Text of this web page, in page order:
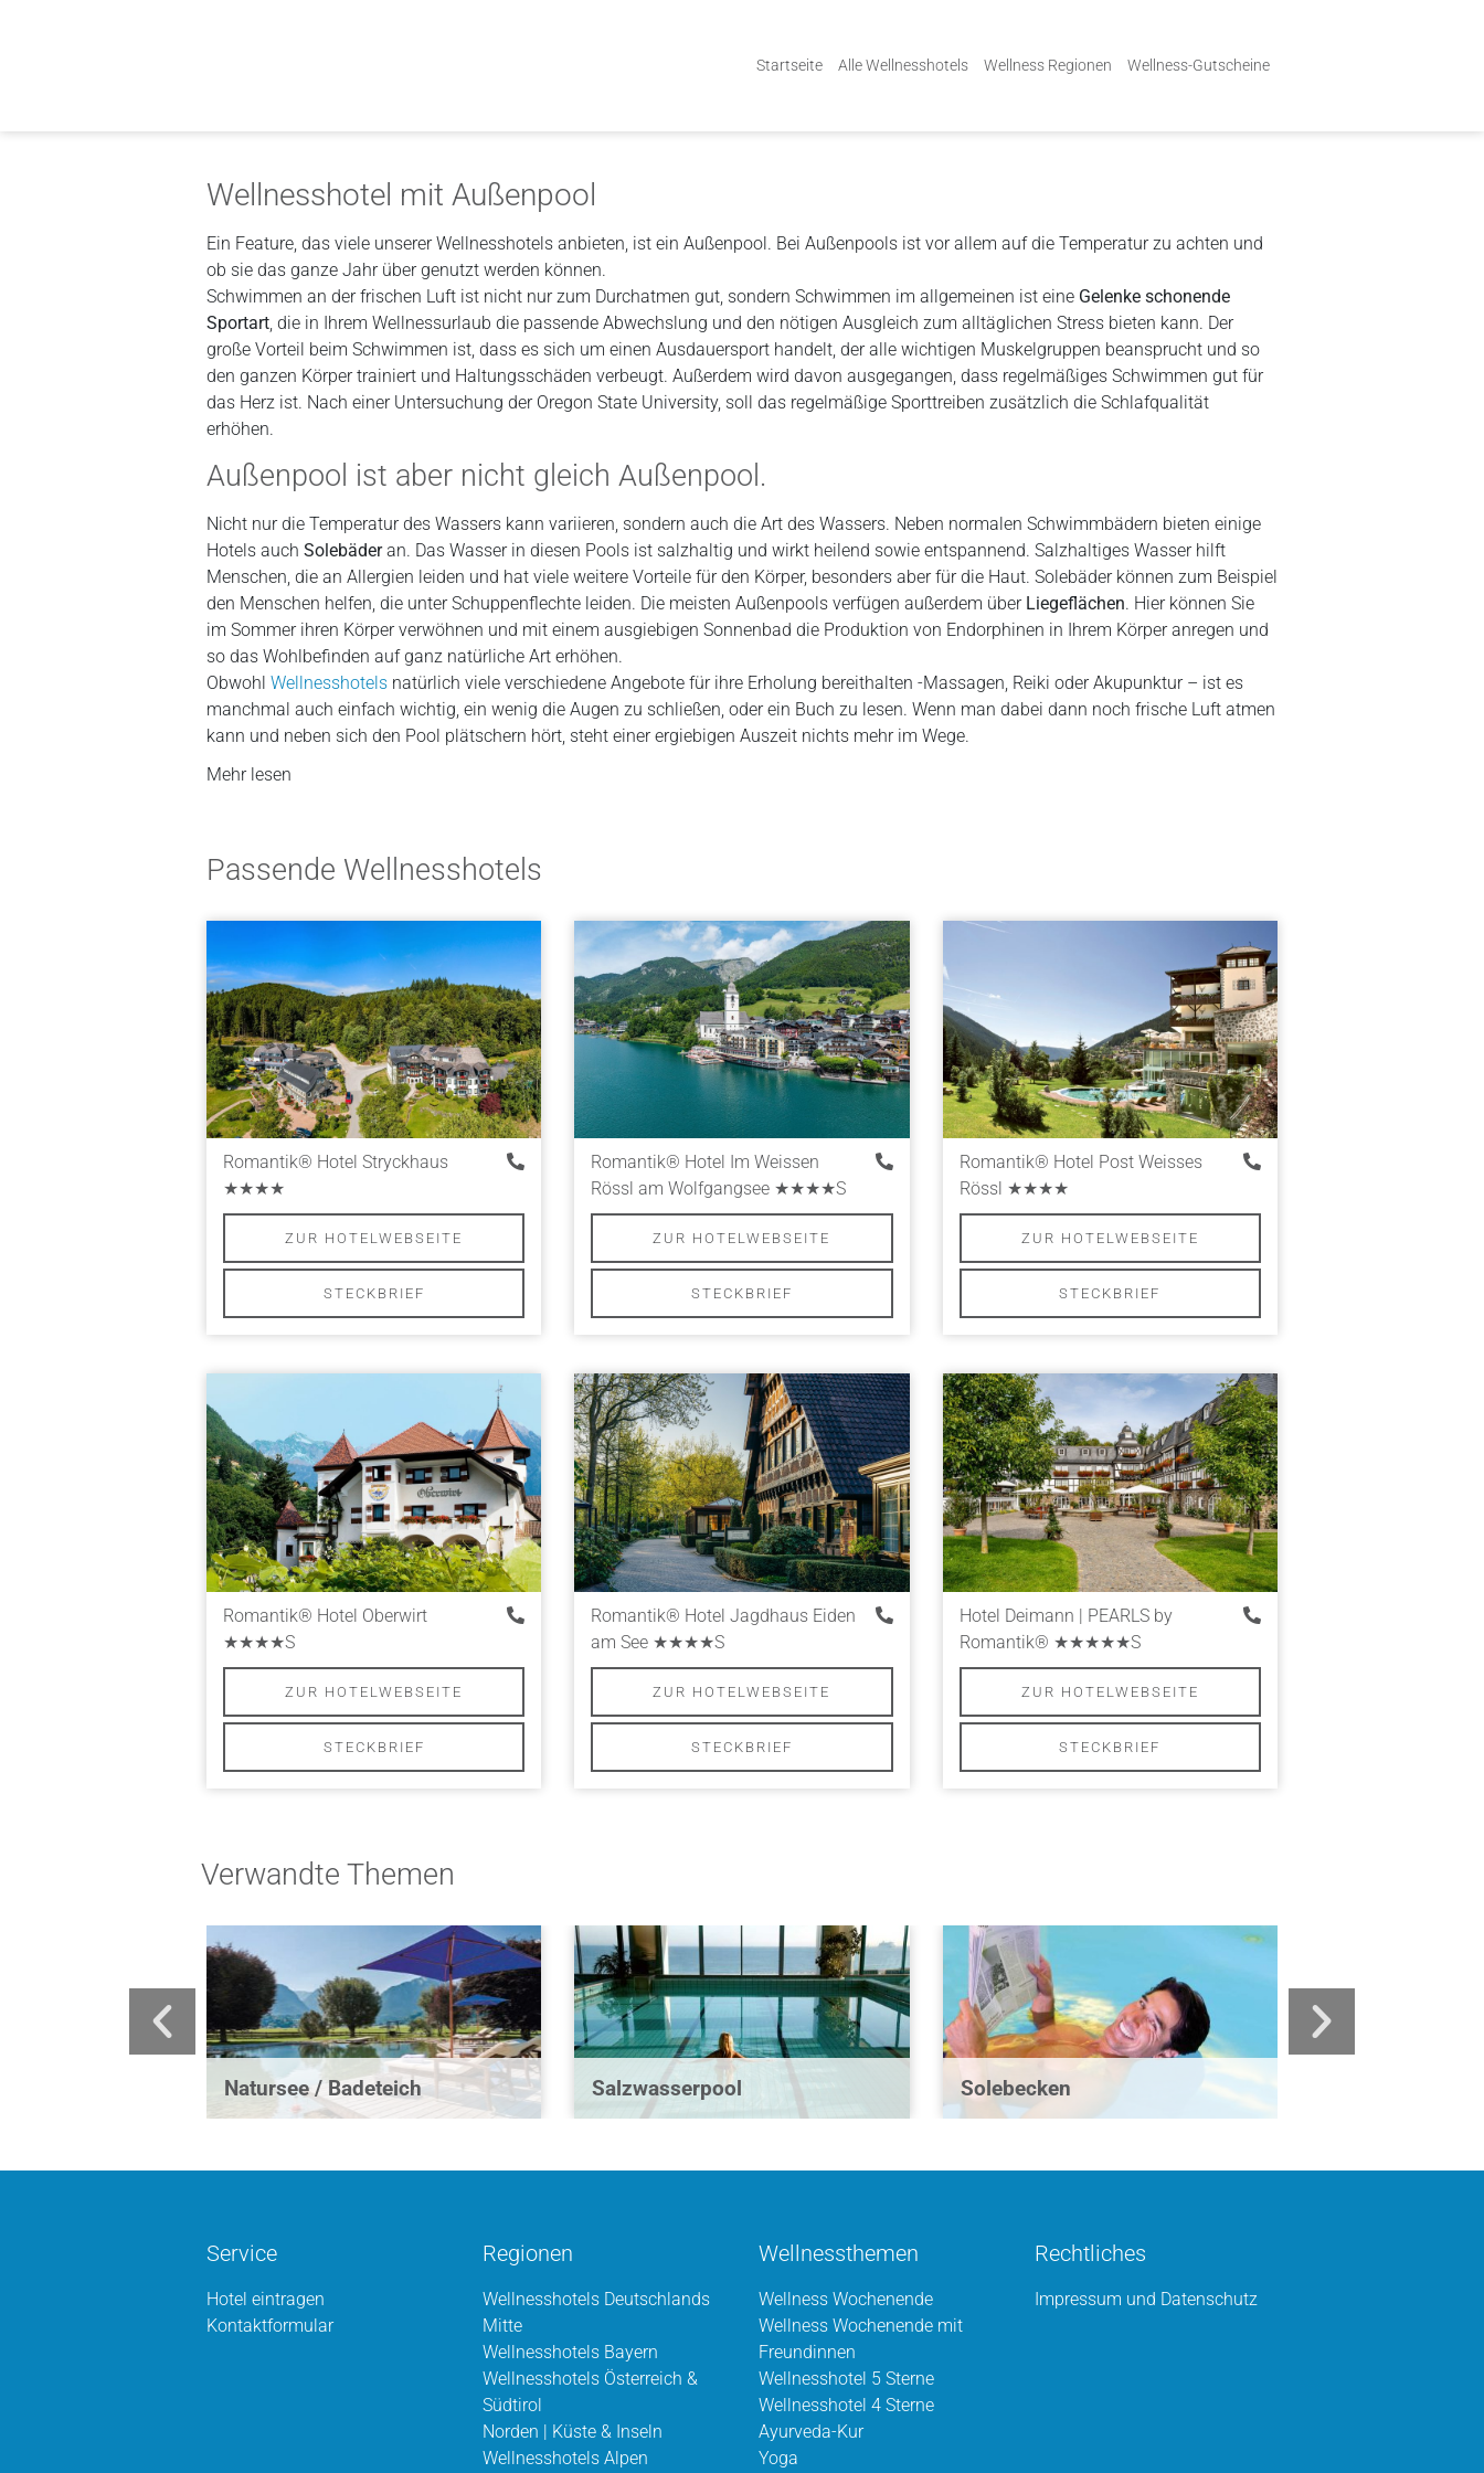
Startseite Alle Wellnesshotels Wellness Regionen Wellness-Gutscheine
Wellnesshotel mit Außenpool
Ein Feature, das viele unserer Wellnesshotels anbieten, ist ein Außenpool. Bei Außenpools ist vor allem auf die Temperatur zu achten und
ob sie das ganze Jahr über genutzt werden können.
Schwimmen an der frischen Luft ist nicht nur zum Durchatmen gut, sondern Schwimmen im allgemeinen ist eine Gelenke schonende
Sportart, die in Ihrem Wellnessurlaub die passende Abwechslung und den nötigen Ausgleich zum alltäglichen Stress bieten kann. Der
große Vorteil beim Schwimmen ist, dass es sich um einen Ausdauersport handelt, der alle wichtigen Muskelgruppen beansprucht und so
den ganzen Körper trainiert und Haltungsschäden verbeugt. Außerdem wird davon ausgegangen, dass regelmäßiges Schwimmen gut für
das Herz ist. Nach einer Untersuchung der Oregon State University, soll das regelmäßige Sporttreiben zusätzlich die Schlafqualität
erhöhen.
Außenpool ist aber nicht gleich Außenpool.
Nicht nur die Temperatur des Wassers kann variieren, sondern auch die Art des Wassers. Neben normalen Schwimmbädern bieten einige
Hotels auch Solebäderan. Das Wasser in diesen Pools ist salzhaltig und wirkt heilend sowie entspannend. Salzhaltiges Wasser hilft
Menschen, die an Allergien leiden und hat viele weitere Vorteile für den Körper, besonders aber für die Haut. Solebäder können zum Beispiel
den Menschen helfen, die unter Schuppenflechte leiden. Die meisten Außenpools verfügen außerdem über Liegeflächen. Hier können Sie
im Sommer ihren Körper verwöhnen und mit einem ausgiebigen Sonnenbad die Produktion von Endorphinen in Ihrem Körper anregen und
so das Wohlbefinden auf ganz natürliche Art erhöhen.
Obwohl Wellnesshotels natürlich viele verschiedene Angebote für ihre Erholung bereithalten -Massagen, Reiki oder Akupunktur – ist es
manchmal auch einfach wichtig, ein wenig die Augen zu schließen, oder ein Buch zu lesen. Wenn man dabei dann noch frische Luft atmen
kann und neben sich den Pool plätschern hört, steht einer ergiebigen Auszeit nichts mehr im Wege.
Mehr lesen
Passende Wellnesshotels
Romantik® Hotel Stryckhaus
★★★★
ZUR HOTELWEBSEITE
STECKBRIEF
Romantik® Hotel Im Weissen
Rössl am Wolfgangsee ★★★★S
ZUR HOTELWEBSEITE
STECKBRIEF
Romantik® Hotel Post Weisses
Rössl ★★★★
ZUR HOTELWEBSEITE
STECKBRIEF
Romantik® Hotel Oberwirt
★★★★S
ZUR HOTELWEBSEITE
STECKBRIEF
Romantik® Hotel Jagdhaus Eiden
am See ★★★★S
ZUR HOTELWEBSEITE
STECKBRIEF
Hotel Deimann | PEARLS by
Romantik® ★★★★★S
ZUR HOTELWEBSEITE
STECKBRIEF
Verwandte Themen
Natursee / Badeteich Salzwasserpool Solebecken
Service
Hotel eintragen
Kontaktformular
Regionen
Wellnesshotels Deutschlands
Mitte
Wellnesshotels Bayern
Wellnesshotels Österreich &
Südtirol
Norden | Küste & Inseln
Wellnesshotels Alpen
Wellnessthemen
Wellness Wochenende
Wellness Wochenende mit
Freundinnen
Wellnesshotel 5 Sterne
Wellnesshotel 4 Sterne
Ayurveda-Kur
Yoga
Rechtliches
Impressum und Datenschutz